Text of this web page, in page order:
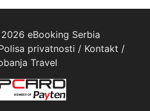
eBooking Serbia
privatnosti / Kontakt /
Travel